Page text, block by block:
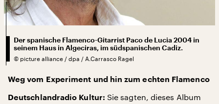
Der spanische Flamenco-Gitarrist Paco de Lucia 2004 in
seinem Haus in Algeciras, im südspanischen Cadiz.
© picture alliance / dpa / A.Carrasco Ragel
Weg vom Experiment und hin zum echten Flamenco
Deutschlandradio Kultur: Sie sagten, dieses Album